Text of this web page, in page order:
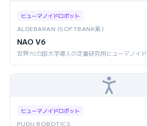
ヒューマノイドロボット
ALDEBARAN (SOFTBANK系)
NAO V6
世界70カ国大学導入の定番研究用ヒューマノイド
ヒューマノイドロボット
PUDU ROBOTICS